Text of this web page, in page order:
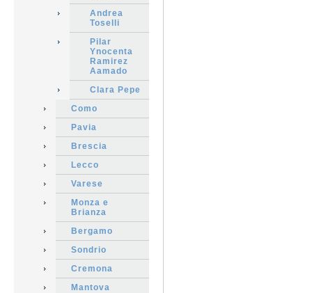
Andrea
Toselli
Pilar
Ynocenta
Ramirez
Aamado
Clara Pepe
Como
Pavia
Brescia
Lecco
Varese
Monza e
Brianza
Bergamo
Sondrio
Cremona
Mantova